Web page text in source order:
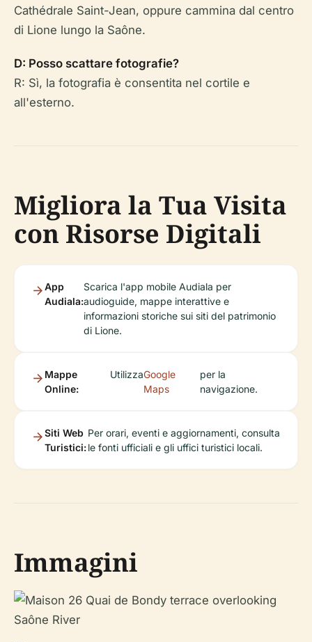
Cathédrale Saint-Jean, oppure cammina dal centro
di Lione lungo la Saône.
D: Posso scattare fotografie?
R: Sì, la fotografia è consentita nel cortile e
all'esterno.
Migliora la Tua Visita
con Risorse Digitali
App
Audiala:
Scarica l'app mobile Audiala per
audioguide, mappe interattive e
informazioni storiche sui siti del patrimonio
di Lione.
Mappe
Online:
UtilizzaGoogle
Maps
per la
navigazione.
Siti Web
Turistici:
Per orari, eventi e aggiornamenti, consulta
le fonti ufficiali e gli uffici turistici locali.
Immagini